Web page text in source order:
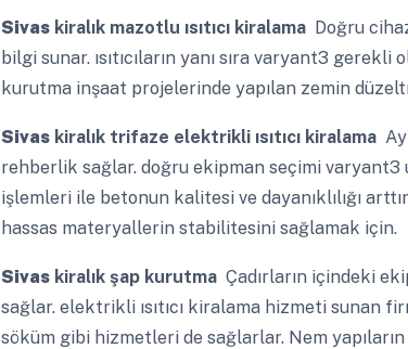
Sivaskiralık mazotlu ısıtıcı kiralamaDoğru
bilgi sunar. ısıtıcıların yanı sıra varyant3
kurutma inşaat projelerinde yapılan zemin
Sivaskiralık trifaze elektrikli ısıtıcı kiralama
rehberlik sağlar. doğru ekipman seçimi
işlemleri ile betonun kalitesi ve dayanıklılığı
hassas materyallerin stabilitesini sağlamak için.
Sivaskiralık şap kurutmaÇadırların içindeki
sağlar. elektrikli ısıtıcı kiralama hizmeti sunan
söküm gibi hizmetleri de sağlarlar. Nem